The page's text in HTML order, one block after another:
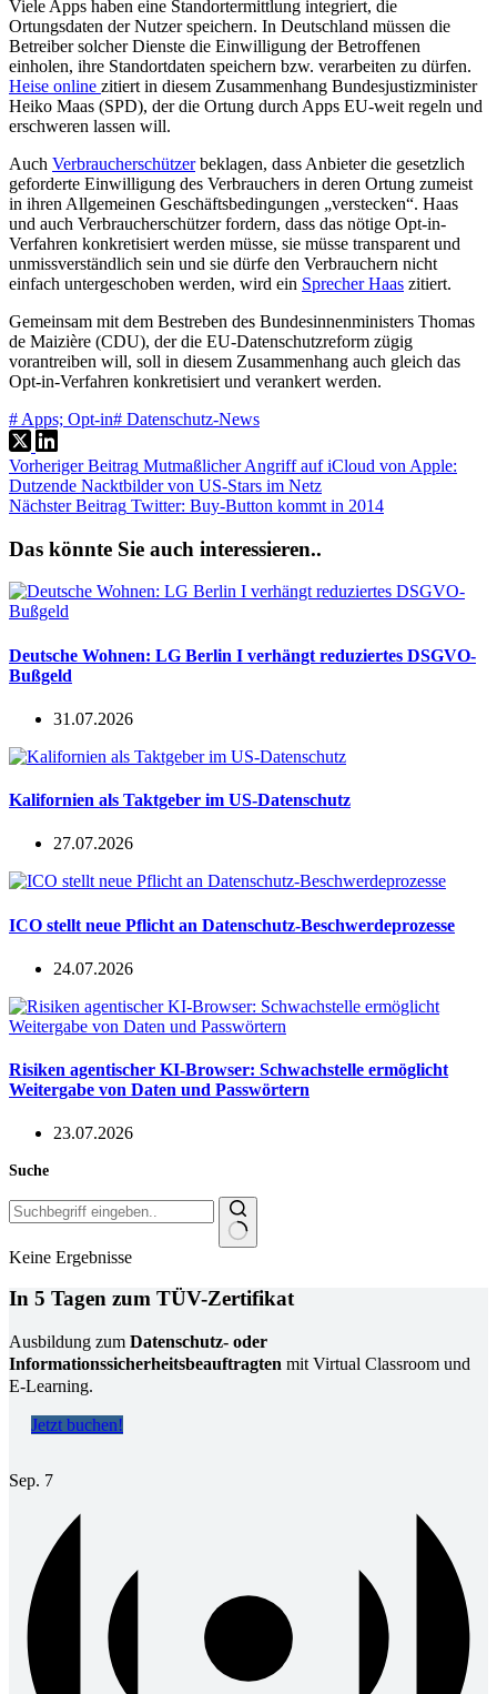
Viele Apps haben eine Standortermittlung integriert, die
Ortungsdaten der Nutzer speichern. In Deutschland müssen die
Betreiber solcher Dienste die Einwilligung der Betroffenen
einholen, ihre Standortdaten speichern bzw. verarbeiten zu dürfen.
Heise online zitiert in diesem Zusammenhang Bundesjustizminister
Heiko Maas (SPD), der die Ortung durch Apps EU-weit regeln und
erschweren lassen will.
Auch Verbraucherschützerbeklagen, dass Anbieter die gesetzlich
geforderte Einwilligung des Verbrauchers in deren Ortung zumeist
in ihren Allgemeinen Geschäftsbedingungen „verstecken“. Haas
und auch Verbraucherschützer fordern, dass das nötige Opt-in-
Verfahren konkretisiert werden müsse, sie müsse transparent und
unmissverständlich sein und sie dürfe den Verbrauchern nicht
einfach untergeschoben werden, wird ein Sprecher Haas zitiert.
Gemeinsam mit dem Bestreben des Bundesinnenministers Thomas
de Maizière (CDU), der die EU-Datenschutzreform zügig
vorantreiben will, soll in diesem Zusammenhang auch gleich das
Opt-in-Verfahren konkretisiert und verankert werden.
# Apps; Opt-in# Datenschutz-News
VorherigerBeitrag Mutmaßlicher Angriff auf iCloud von Apple:
Dutzende Nacktbilder von US-Stars im Netz
NächsterBeitrag Twitter: Buy-Button kommt in 2014
Das könnte Sie auch interessieren..
Deutsche Wohnen: LG Berlin I verhängt reduziertes DSGVO-
Bußgeld
31.07.2026
Kalifornien als Taktgeber im US-Datenschutz
27.07.2026
ICO stellt neue Pflicht an Datenschutz-Beschwerdeprozesse
24.07.2026
Risiken agentischer KI-Browser: Schwachstelle ermöglicht
Weitergabe von Daten und Passwörtern
23.07.2026
Suche
Keine Ergebnisse
In 5 Tagen zum TÜV-Zertifikat
Ausbildung zum Datenschutz- oder
Informationssicherheitsbeauftragten mit Virtual Classroom und
E-Learning.
Jetzt buchen!
Sep. 7